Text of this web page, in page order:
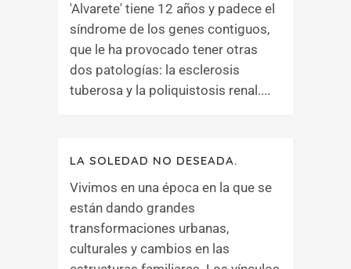
'Alvarete' tiene 12 años y padece el
síndrome de los genes contiguos,
que le ha provocado tener otras
dos patologías: la esclerosis
tuberosa y la poliquistosis renal....
LA SOLEDAD NO DESEADA.
Vivimos en una época en la que se
están dando grandes
transformaciones urbanas,
culturales y cambios en las